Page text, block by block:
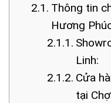
Thông tin
Hương
Linh:
Cửa
tại